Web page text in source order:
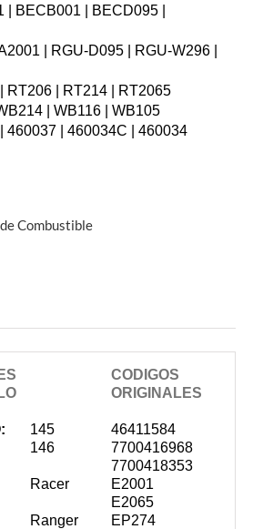
| BECB001 | BECD095 |
| RGU-D095 | RGU-W296 |
RT206 | RT214 | RT2065
| WB116 | WB105
460037 | 460034C | 460034
Combustible
CODIGOS
ORIGINALES
145
146
46411584
7700416968
7700418353
E2001
E2065
EP274
Racer
Ranger